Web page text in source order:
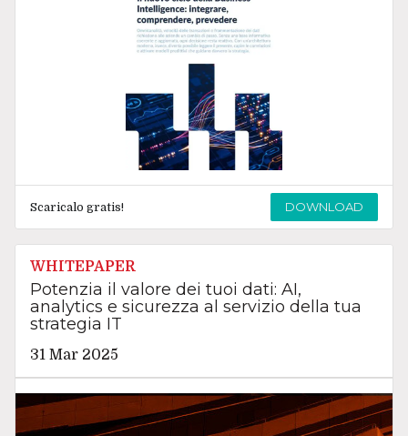
Scaricalo gratis! DOWNLOAD
WHITEPAPER
Potenzia il valore dei tuoi dati: AI,
analytics e sicurezza al servizio della tua
strategia IT
31 Mar 2025